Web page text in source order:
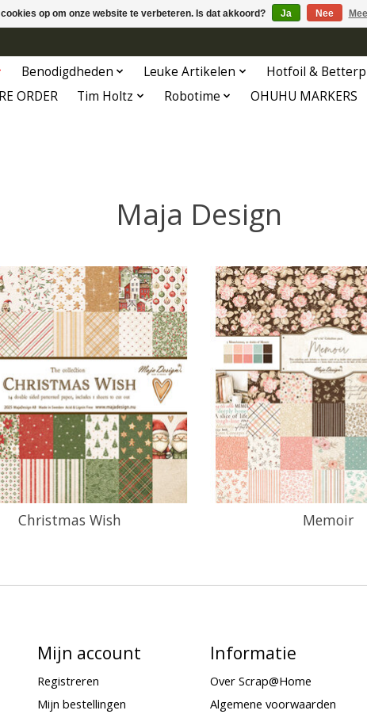
Benodigdheden Leuke Artikelen Hotfoil &
ORDER Tim Holtz Robotime OHUHU MARKERS
Maja Design
Christmas Wish Memoir
Mijn account
Registreren
Mijn bestellingen
Informatie
Over Scrap@Home
Algemene voorwaarden
op om onze website te verbeteren. Is dat akkoord? Ja Nee